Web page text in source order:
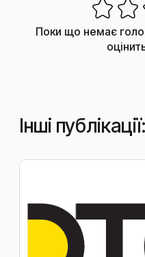
Поки що немає
Інші публікації: